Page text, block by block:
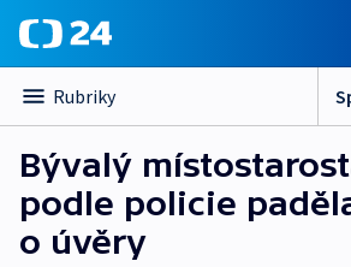
Rubriky
Bývalý
podle policie
o úvěry